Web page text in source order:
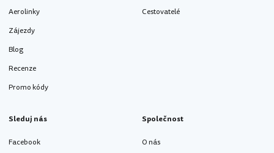
Aerolinky
Zájezdy
Blog
Recenze
Promo kódy
Cestovatelé
Sleduj nás
Facebook
Společnost
O nás